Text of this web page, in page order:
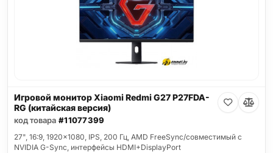
Игровой монитор Xiaomi Redmi G27 P27FDA-
RG (китайская версия)
код товара #11077399
27", 16:9, 1920x1080, IPS, 200 Гц, AMD FreeSync/совместимый с
NVIDIA G-Sync, интерфейсы HDMI+DisplayPort